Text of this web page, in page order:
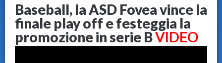
Baseball, la ASD Fovea vince la
finale play off e festeggia la
promozione in serie BVIDEO